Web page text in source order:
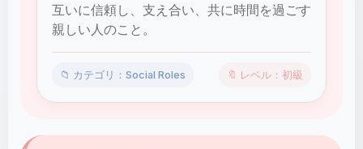
互いに信頼し、支え合い、共に時間を過ごす
親しい人のこと。
📁 カテゴリ：Social Roles 🔖 レベル：初級